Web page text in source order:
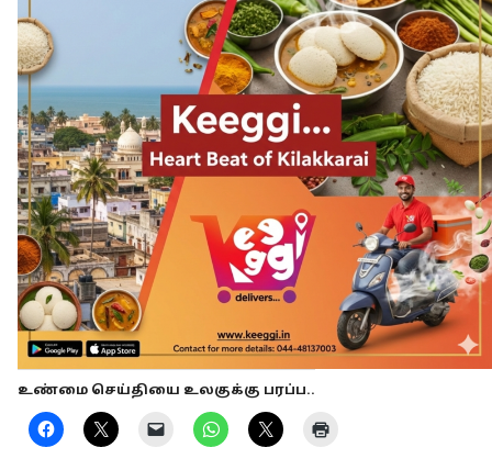
உண்மை செய்தியை உலகுக்கு பரப்ப..